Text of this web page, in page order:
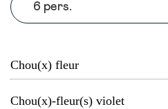
6 pers.
Chou(x) fleur
Chou(x)-fleur(s) violet